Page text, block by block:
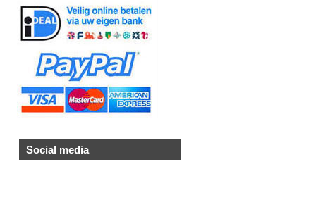
Social media